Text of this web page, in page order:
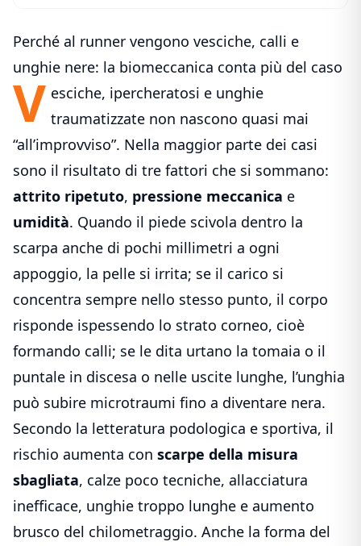
Perché al runner vengono vesciche, calli e
unghie nere: la biomeccanica conta più del caso
V esciche, ipercheratosi e unghie
traumatizzate non nascono quasi mai
“all’improvviso”. Nella maggior parte dei casi
sono il risultato di tre fattori che si sommano:
attrito ripetuto, pressione meccanica e
umidità. Quando il piede scivola dentro la
scarpa anche di pochi millimetri a ogni
appoggio, la pelle si irrita; se il carico si
concentra sempre nello stesso punto, il corpo
risponde ispessendo lo strato corneo, cioè
formando calli; se le dita urtano la tomaia o il
puntale in discesa o nelle uscite lunghe, l’unghia
può subire microtraumi fino a diventare nera.
Secondo la letteratura podologica e sportiva, il
rischio aumenta con scarpe della misura
sbagliata, calze poco tecniche, allacciatura
inefficace, unghie troppo lunghe e aumento
brusco del chilometraggio. Anche la forma del